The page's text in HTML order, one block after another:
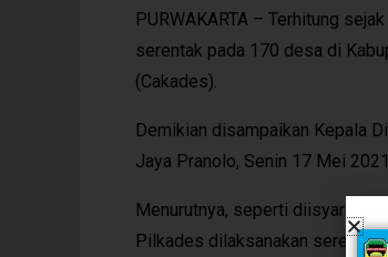
PURWAKARTA – Terhitung
serentak pada 170 desa di
(Cakades).
Demikian disampaikan Kepala
Jaya Pranolo, Senin 17 Mei 2021.
Menurutnya, seperti
Pilkades dilaksanakan serentak,